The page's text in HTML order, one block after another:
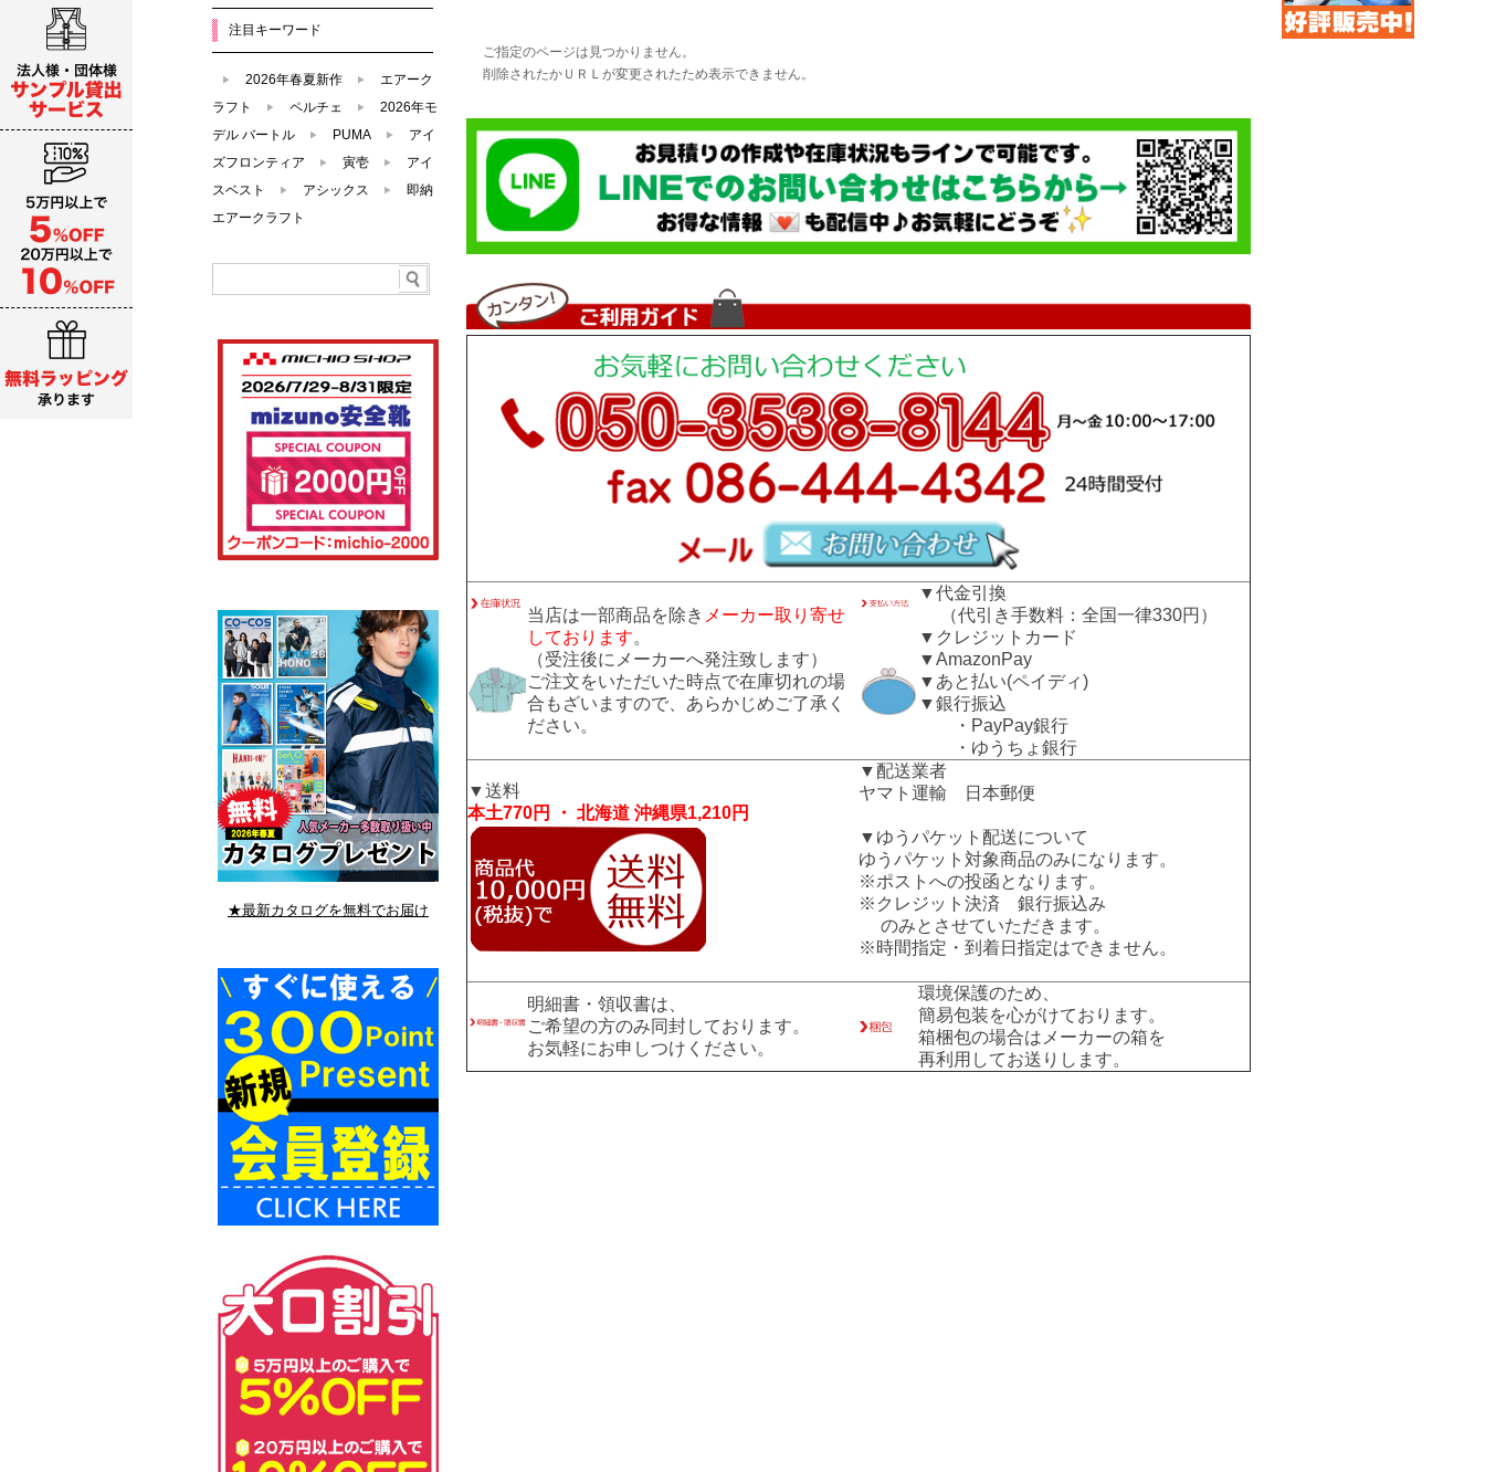
ご指定のページは見つかりません。
削除されたかＵＲＬが変更されたため表示できません。
当店は一部商品を除き メーカー取り寄せ
しております。
（受注後にメーカーへ発注致します）
ご注文をいただいた時点で在庫切れの場
合もざいますので、あらかじめご了承く
ださい。
▼代金引換
（代引き手数料：全国一律330円）
▼クレジットカード
▼AmazonPay
▼あと払い(ペイディ)
▼銀行振込
・PayPay銀行
・ゆうちょ銀行
▼送料
本土770円 ・ 北海道 沖縄県1,210円
▼配送業者
ヤマト運輸 日本郵便
▼ゆうパケット配送について
ゆうパケット対象商品のみになります。
※ポストへの投函となります。
※クレジット決済 銀行振込み
のみとさせていただきます。
※時間指定・到着日指定はできません。
明細書・領収書は、
ご希望の方のみ同封しております。
お気軽にお申しつけください。
環境保護のため、
簡易包装を心がけております。
箱梱包の場合はメーカーの箱を
再利用してお送りします。
注目キーワード
2026年春夏新作
エアーク
ラフト
ペルチェ
2026年モ
デル バートル
PUMA
アイ
ズフロンティア
寅壱
アイ
スベスト
アシックス
即納
エアークラフト
★最新カタログを無料でお届け